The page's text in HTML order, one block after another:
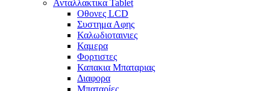
Ανταλλακτικα Tablet
Οθονες LCD
Συστημα Αφης
Καλωδιοταινιες
Καμερα
Φορτιστες
Καπακια Μπαταριας
Διαφορα
Μπαταρίες